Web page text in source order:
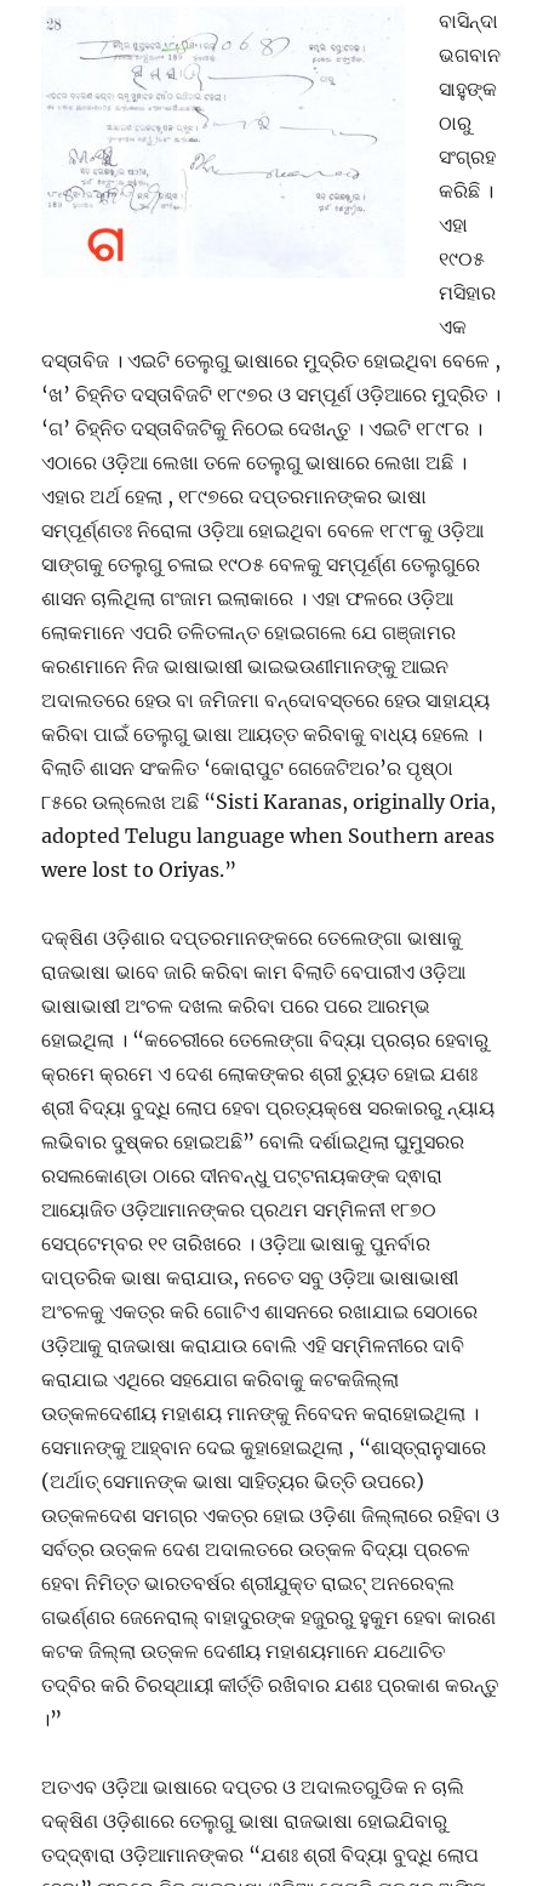
ବାସିନ୍ଦା
ଭଗବାନ
ସାହୁଙ୍କ
ଠାରୁ
ସଂଗ୍ରହ
କରିଛି ।
ଏହା
୧୯୦୫
ମସିହାର
ଏକ
ଦସ୍ତାବିଜ । ଏଇଟି ତେଲୁଗୁ ଭାଷାରେ ମୁଦ୍ରିତ ହୋଇଥିବା ବେଳେ ,
‘ଖ’ ଚିହ୍ନିତ ଦସ୍ତାବିଜଟି ୧୮୯୭ର ଓ ସମ୍ପୂର୍ଣ ଓଡ଼ିଆରେ ମୁଦ୍ରିତ ।
‘ଗ’ ଚିହ୍ନିତ ଦସ୍ତାବିଜଟିକୁ ନିଠେଇ ଦେଖନ୍ତୁ । ଏଇଟି ୧୮୯୮ର ।
ଏଠାରେ ଓଡ଼ିଆ ଲେଖା ତଳେ ତେଲୁଗୁ ଭାଷାରେ ଲେଖା ଅଛି ।
ଏହାର ଅର୍ଥ ହେଲା , ୧୮୯୭ରେ ଦପ୍ତରମାନଙ୍କର ଭାଷା
ସମ୍ପୂର୍ଣ୍ଣତଃ ନିରୋଳା ଓଡ଼ିଆ ହୋଇଥିବା ବେଳେ ୧୮୯୮କୁ ଓଡ଼ିଆ
ସାଙ୍ଗକୁ ତେଲୁଗୁ ଚଳାଇ ୧୯୦୫ ବେଳକୁ ସମ୍ପୂର୍ଣ୍ଣ ତେଲୁଗୁରେ
ଶାସନ ଚାଲିଥିଲା ଗଂଜାମ ଇଲାକାରେ । ଏହା ଫଳରେ ଓଡ଼ିଆ
ଲୋକମାନେ ଏପରି ତଳିତଳାନ୍ତ ହୋଇଗଲେ ଯେ ଗଞ୍ଜାମର
କରଣମାନେ ନିଜ ଭାଷାଭାଷୀ ଭାଇଭଉଣୀମାନଙ୍କୁ ଆଇନ
ଅଦାଲତରେ ହେଉ ବା ଜମିଜମା ବନ୍ଦୋବସ୍ତରେ ହେଉ ସାହାଯ୍ୟ
କରିବା ପାଇଁ ତେଲୁଗୁ ଭାଷା ଆୟତ୍ତ କରିବାକୁ ବାଧ୍ୟ ହେଲେ ।
ବିଲାତି ଶାସନ ସଂକଳିତ ‘କୋରାପୁଟ ଗେଜେଟିଅର’ର ପୃଷ୍ଠା
୮୫ରେ ଉଲ୍ଲେଖ ଅଛି “Sisti Karanas, originally Oria,
adopted Telugu language when Southern areas
were lost to Oriyas.”
ଦକ୍ଷିଣ ଓଡ଼ିଶାର ଦପ୍ତରମାନଙ୍କରେ ତେଲେଙ୍ଗା ଭାଷାକୁ
ରାଜଭାଷା ଭାବେ ଜାରି କରିବା କାମ ବିଲାତି ବେପାରୀଏ ଓଡ଼ିଆ
ଭାଷାଭାଷୀ ଅଂଚଳ ଦଖଲ କରିବା ପରେ ପରେ ଆରମ୍ଭ
ହୋଇଥିଲା । “କଚେରୀରେ ତେଲେଙ୍ଗା ବିଦ୍ୟା ପ୍ରଚାର ହେବାରୁ
କ୍ରମେ କ୍ରମେ ଏ ଦେଶ ଲୋକଙ୍କର ଶ୍ରୀ ଚ୍ୟୁତ ହୋଇ ଯଶଃ
ଶ୍ରୀ ବିଦ୍ୟା ବୁଦ୍ଧି ଲୋପ ହେବା ପ୍ରତ୍ୟକ୍ଷେ ସରକାରରୁ ନ୍ୟାୟ
ଲଭିବାର ଦୁଷ୍କର ହୋଇଅଛି” ବୋଲି ଦର୍ଶାଇଥିଲା ଘୁମୁସରର
ରସଲକୋଣ୍ଡା ଠାରେ ଦୀନବନ୍ଧୁ ପଟ୍ଟନାୟକଙ୍କ ଦ୍ଵାରା
ଆୟୋଜିତ ଓଡ଼ିଆମାନଙ୍କର ପ୍ରଥମ ସମ୍ମିଳନୀ ୧୮୭୦
ସେପ୍ଟେମ୍ବର ୧୧ ତାରିଖରେ । ଓଡ଼ିଆ ଭାଷାକୁ ପୁନର୍ବାର
ଦାପ୍ତରିକ ଭାଷା କରାଯାଉ, ନଚେତ ସବୁ ଓଡ଼ିଆ ଭାଷାଭାଷୀ
ଅଂଚଳକୁ ଏକତ୍ର କରି ଗୋଟିଏ ଶାସନରେ ରଖାଯାଇ ସେଠାରେ
ଓଡ଼ିଆକୁ ରାଜଭାଷା କରାଯାଉ ବୋଲି ଏହି ସମ୍ମିଳନୀରେ ଦାବି
କରାଯାଇ ଏଥିରେ ସହଯୋଗ କରିବାକୁ କଟକଜିଲ୍ଲା
ଉତ୍କଳଦେଶୀୟ ମହାଶୟ ମାନଙ୍କୁ ନିବେଦନ କରାହୋଇଥିଲା ।
ସେମାନଙ୍କୁ ଆହ୍ବାନ ଦେଇ କୁହାହୋଇଥିଲା , “ଶାସ୍ତ୍ରାନୁସାରେ
(ଅର୍ଥାତ୍ ସେମାନଙ୍କ ଭାଷା ସାହିତ୍ୟର ଭିତ୍ତି ଉପରେ)
ଉତ୍କଳଦେଶ ସମଗ୍ର ଏକତ୍ର ହୋଇ ଓଡ଼ିଶା ଜିଲ୍ଲାରେ ରହିବା ଓ
ସର୍ବତ୍ର ଉତ୍କଳ ଦେଶ ଅଦାଲତରେ ଉତ୍କଳ ବିଦ୍ୟା ପ୍ରଚଳ
ହେବା ନିମିତ୍ତ ଭାରତବର୍ଷର ଶ୍ରୀଯୁକ୍ତ ରାଇଟ୍ ଅନରେବ୍ଲ
ଗଭର୍ଣ୍ଣର ଜେନେରାଲ୍ ବାହାଦୁରଙ୍କ ହଜୁରରୁ ହୁକୁମ ହେବା କାରଣ
କଟକ ଜିଲ୍ଲା ଉତ୍କଳ ଦେଶୀୟ ମହାଶୟମାନେ ଯଥୋଚିତ
ତଦ୍ବିର କରି ଚିରସ୍ଥାୟୀ କୀର୍ତ୍ତି ରଖିବାର ଯଶଃ ପ୍ରକାଶ କରନ୍ତୁ
।”
ଅତଏବ ଓଡ଼ିଆ ଭାଷାରେ ଦପ୍ତର ଓ ଅଦାଲତଗୁଡିକ ନ ଚାଲି
ଦକ୍ଷିଣ ଓଡ଼ିଶାରେ ତେଲୁଗୁ ଭାଷା ରାଜଭାଷା ହୋଇଯିବାରୁ
ତଦ୍ଦ୍ଵାରା ଓଡ଼ିଆମାନଙ୍କର “ଯଶଃ ଶ୍ରୀ ବିଦ୍ୟା ବୁଦ୍ଧି ଲୋପ